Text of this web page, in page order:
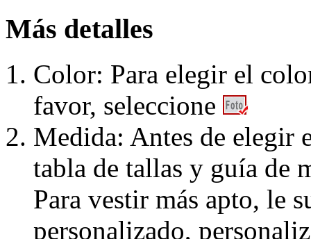
Más detalles
Color: Para elegir el
favor, seleccione
Medida: Antes de elegir
tabla de tallas y guía de
Para vestir más apto, le
personalizado,